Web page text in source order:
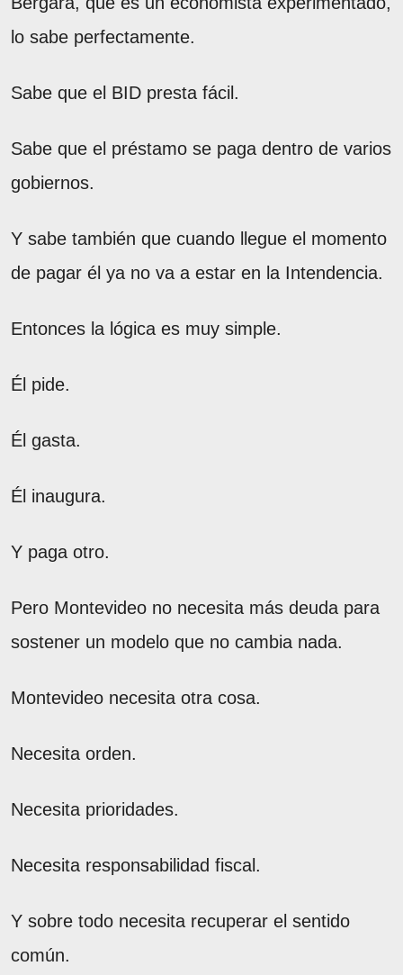
lo sabe perfectamente.
Sabe que el BID presta fácil.
Sabe que el préstamo se paga dentro de varios
gobiernos.
Y sabe también que cuando llegue el momento
de pagar él ya no va a estar en la Intendencia.
Entonces la lógica es muy simple.
Él pide.
Él gasta.
Él inaugura.
Y paga otro.
Pero Montevideo no necesita más deuda para
sostener un modelo que no cambia nada.
Montevideo necesita otra cosa.
Necesita orden.
Necesita prioridades.
Necesita responsabilidad fiscal.
Y sobre todo necesita recuperar el sentido
común.